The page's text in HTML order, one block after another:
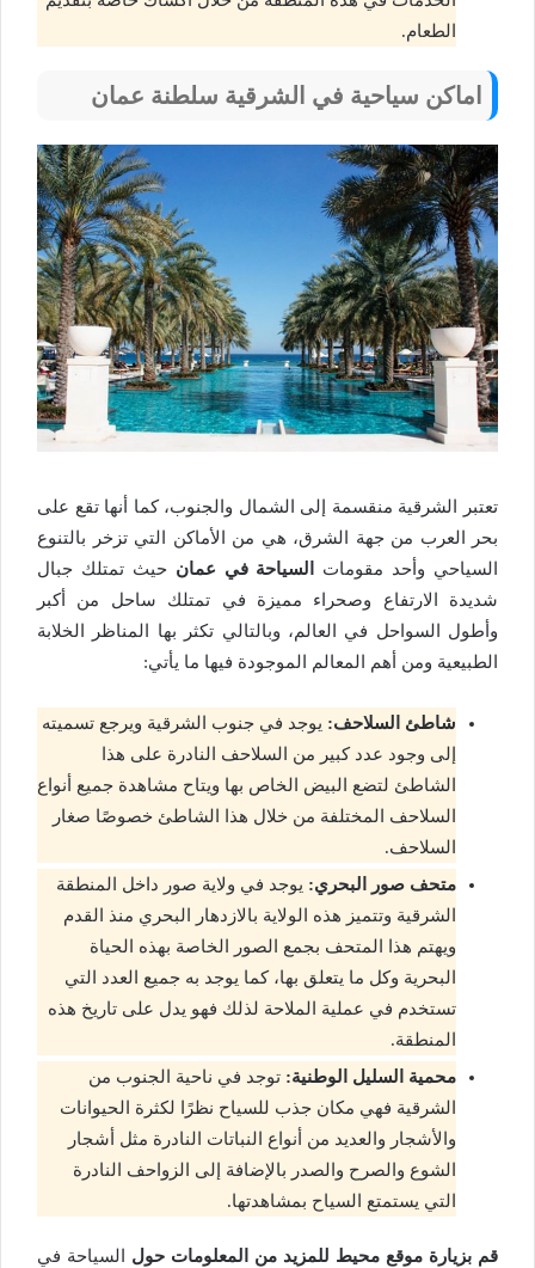
الطعام.
اماكن سياحية في الشرقية سلطنة عمان
تعتبر الشرقية منقسمة إلى الشمال والجنوب، كما أنها تقع على
بحر العرب من جهة الشرق، هي من الأماكن التي تزخر بالتنوع
السياحي وأحد مقومات
السياحة في عمان حيث تمتلك جبال
شديدة الارتفاع وصحراء مميزة في تمتلك ساحل من أكبر
وأطول السواحل في العالم، وبالتالي تكثر بها المناظر الخلابة
الطبيعية ومن أهم المعالم الموجودة فيها ما يأتي:
شاطئ السلاحف: يوجد في جنوب الشرقية ويرجع تسميته
إلى وجود عدد كبير من السلاحف النادرة على هذا
الشاطئ لتضع البيض الخاص بها ويتاح مشاهدة جميع أنواع
السلاحف المختلفة من خلال هذا الشاطئ خصوصًا صغار
السلاحف.
متحف صور البحري: يوجد في ولاية صور داخل المنطقة
الشرقية وتتميز هذه الولاية بالازدهار البحري منذ القدم
ويهتم هذا المتحف بجمع الصور الخاصة بهذه الحياة
البحرية وكل ما يتعلق بها، كما يوجد به جميع العدد التي
تستخدم في عملية الملاحة لذلك فهو يدل على تاريخ هذه
المنطقة.
محمية السليل الوطنية: توجد في ناحية الجنوب من
الشرقية فهي مكان جذب للسياح نظرًا لكثرة الحيوانات
والأشجار والعديد من أنواع النباتات النادرة مثل أشجار
الشوع والصرح والصدر بالإضافة إلى الزواحف النادرة
التي يستمتع السياح بمشاهدتها.
قم بزيارة موقع محيط للمزيد من المعلومات حول السياحة في